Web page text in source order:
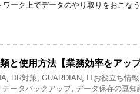
ーク上でデータのやり取りをおこな
と使用方法【業務効率をアップ
, DR対策, GUARDIAN, ITお役立ち情報
データバックアップ, データ保存の豆知